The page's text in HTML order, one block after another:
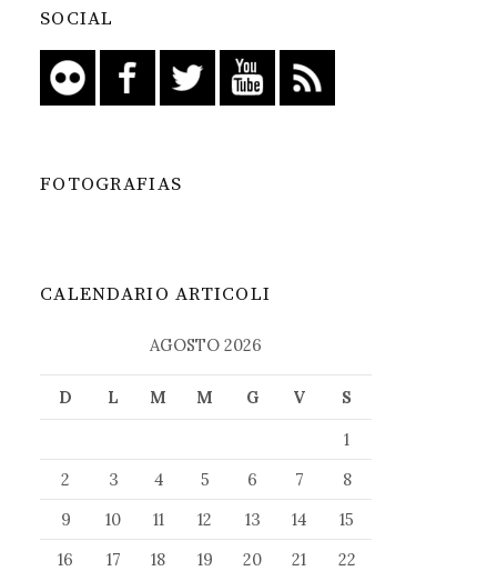
SOCIAL
FOTOGRAFIAS
CALENDARIO ARTICOLI
AGOSTO 2026
D L M M G V
S
1
2
3 4 5 6 7
8
9
10 11 12 13 14
15
16
17 18 19 20 21
22